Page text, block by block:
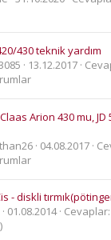
430 teknik yardım
13.12.2017
Arion 430 mu,
04.08.2017
- diskli
01.08.2014